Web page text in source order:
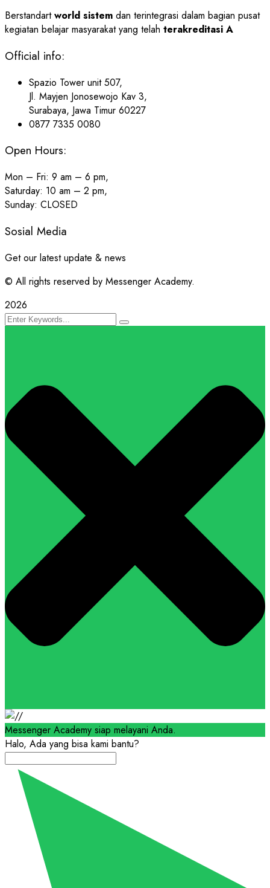
Berstandartworld sistem dan terintegrasi dalam bagian pusat
kegiatan belajar masyarakat yang telah terakreditasi A
Official info:
Spazio Tower unit 507,
Jl. Mayjen Jonosewojo Kav 3,
Surabaya, Jawa Timur 60227
0877 7335 0080
Open Hours:
Mon – Fri: 9 am – 6 pm,
Saturday: 10 am – 2 pm,
Sunday: CLOSED
Sosial Media
Get our latest update & news
© All rights reserved by Messenger Academy.
2026
Messenger Academy siap melayani Anda.
Halo, Ada yang bisa kami bantu?